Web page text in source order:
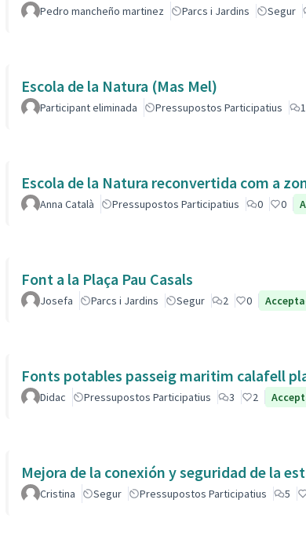
Pedro mancheño martinez Parcs i Jardins Segur
Escola de la Natura (Mas Mel)
Participant eliminada Pressupostos Participatius
Escola de la Natura reconvertida com a
Anna Català Pressupostos Participatius 0 0
Font a la Plaça Pau Casals
Josefa Parcs i Jardins Segur 2 0
Fonts potables passeig maritim calafell
Didac Pressupostos Participatius 3 2
Cristina Segur Pressupostos Participatius 5